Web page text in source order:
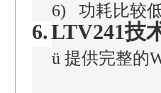
6)
功耗比较
6.LTV241技
ü 提供完整的